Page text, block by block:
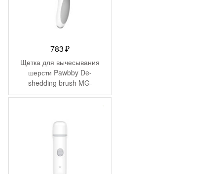
783₽
Щетка для вычесывания
шерсти Pawbby De-
shedding brush MG-
PCO001-GL